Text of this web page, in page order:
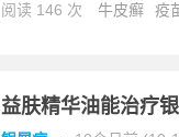
阅读 146 次 牛皮癣 疫
益肤精华油能治疗